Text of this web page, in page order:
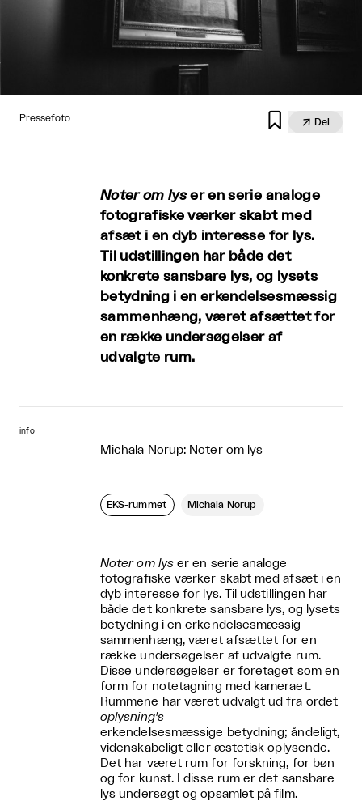
Pressefoto   Del
Noter om lys er en serie analoge
fotografiske værker skabt med
afsæt i en dyb interesse for lys.
Til udstillingen har både det
konkrete sansbare lys, og lysets
betydning i en erkendelsesmæssig
sammenhæng, været afsættet for
en række undersøgelser af
udvalgte rum.
info
Michala Norup: Noter om lys
EKS-rummet Michala Norup
Noter om lyser en serie analoge
fotografiske værker skabt med afsæt i en
dyb interesse for lys. Til udstillingen har
både det konkrete sansbare lys, og lysets
betydning i en erkendelsesmæssig
sammenhæng, været afsættet for en
række undersøgelser af udvalgte rum.
Disse undersøgelser er foretaget som en
form for notetagning med kameraet.
Rummene har været udvalgt ud fra ordet
oplysning's
erkendelsesmæssige betydning; åndeligt,
videnskabeligt eller æstetisk oplysende.
Det har været rum for forskning, for bøn
og for kunst. I disse rum er det sansbare
lys undersøgt og opsamlet på film.